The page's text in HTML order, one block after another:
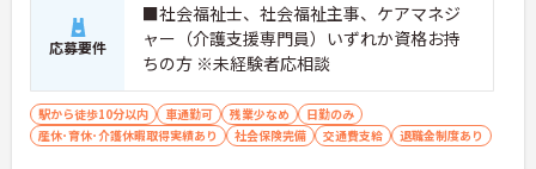
応募要件
■社会福祉士、社会福祉主事、ケアマネジ
ャー（介護支援専門員）いずれか資格お持
ちの方 ※未経験者応相談
駅から徒歩10分以内 車通勤可 残業少なめ
日勤のみ
産休･育休･介護休暇取得実績あり
社会保険完備 交通費支給 退職金制度あり